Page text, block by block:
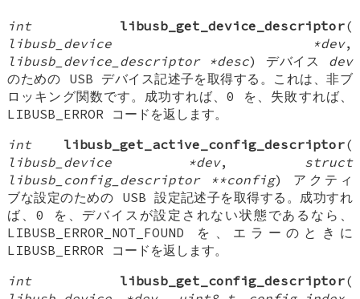
int libusb_get_device_descriptor(
libusb_device *dev,
libusb_device_descriptor *desc) デバイス dev
のための USB デバイス記述子を取得する。これは、非ブ
ロッキング関数です。成功すれば、0 を、失敗すれば、
LIBUSB_ERROR コードを返します。
int
libusb_get_active_config_descriptor(
libusb_device *dev, struct
libusb_config_descriptor **config) アクティ
ブな設定のための USB 設定記述子を取得する。成功すれ
ば、0 を、デバイスが設定されない状態であるなら、
LIBUSB_ERROR_NOT_FOUND を、エラーのときに
LIBUSB_ERROR コードを返します。
int
libusb_get_config_descriptor(